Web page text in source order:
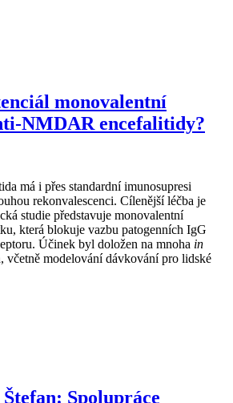
monovalentní
NMDAR encefalitidy?
má i přes standardní imunosupresi
rekonvalescenci. Cílenější léčba je
studie představuje monovalentní
která blokuje vazbu patogenních IgG
Účinek byl doložen na mnoha in
včetně modelování dávkování pro lidské
Spolupráce